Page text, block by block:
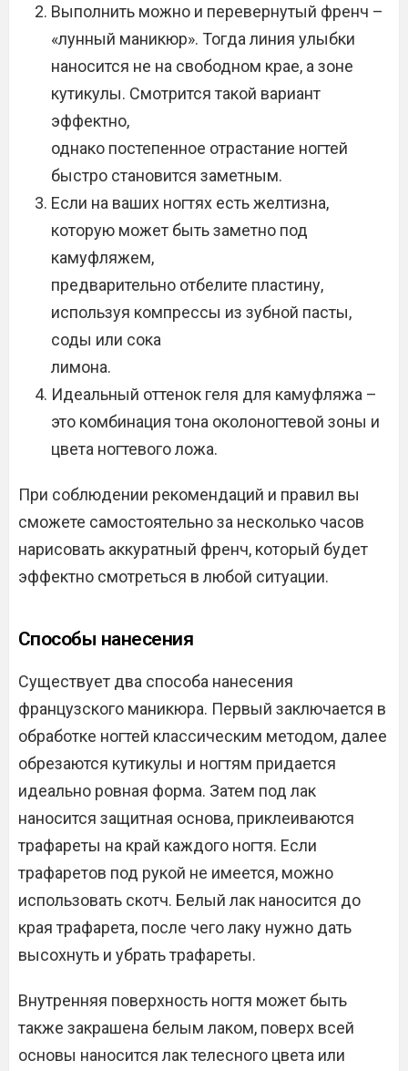
Выполнить можно и перевернутый френч –
«лунный маникюр». Тогда линия улыбки
наносится не на свободном крае, а зоне
кутикулы. Смотрится такой вариант
эффектно,
однако постепенное отрастание ногтей
быстро становится заметным.
Если на ваших ногтях есть желтизна,
которую может быть заметно под
камуфляжем,
предварительно отбелите пластину,
используя компрессы из зубной пасты,
соды или сока
лимона.
Идеальный оттенок геля для камуфляжа –
это комбинация тона околоногтевой зоны и
цвета ногтевого ложа.
При соблюдении рекомендаций и правил вы
сможете самостоятельно за несколько часов
нарисовать аккуратный френч, который будет
эффектно смотреться в любой ситуации.
Способы нанесения
Существует два способа нанесения
французского маникюра. Первый заключается в
обработке ногтей классическим методом, далее
обрезаются кутикулы и ногтям придается
идеально ровная форма. Затем под лак
наносится защитная основа, приклеиваются
трафареты на край каждого ногтя. Если
трафаретов под рукой не имеется, можно
использовать скотч. Белый лак наносится до
края трафарета, после чего лаку нужно дать
высохнуть и убрать трафареты.
Внутренняя поверхность ногтя может быть
также закрашена белым лаком, поверх всей
основы наносится лак телесного цвета или